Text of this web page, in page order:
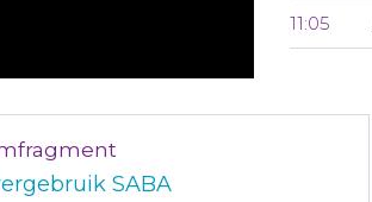
11:05
SABA